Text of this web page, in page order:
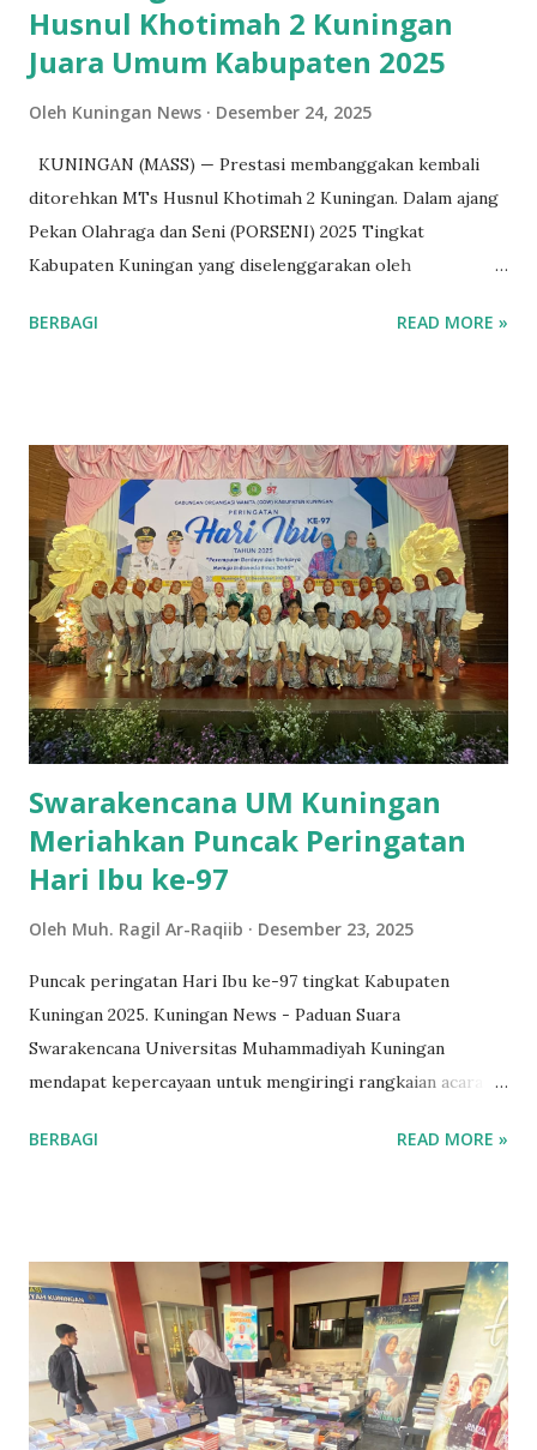
Husnul Khotimah 2 Kuningan
Juara Umum Kabupaten 2025
Oleh Kuningan News Desember 24, 2025
KUNINGAN (MASS) — Prestasi membanggakan kembali
ditorehkan MTs Husnul Khotimah 2 Kuningan. Dalam ajang
Pekan Olahraga dan Seni (PORSENI) 2025 Tingkat
Kabupaten Kuningan yang diselenggarakan oleh
Desember 2025 beberapa waktu yang lalu, kontingen MTs
lomba olahraga dan seni, baik individu maupun beregu. Pada
kategori Medali Emas (Juara 1), santri MTs Husnul
Khotimah 2 tampil dominan melalui cabang Pidato Bahasa
Arab, Bulutangkis Tunggal dan Ganda Putra, Tenis Meja
Ganda Putra, Bola Basket Putra, serta Futsal Putra.
Sementara itu, pada kategori Medali Perak (Juara 2),
prestasi diraih pada cabang Musabaqah Hifdzil Qur’an
(MHQ), Speech Contest, Pidato Bahasa Sunda, Bulutangkis
Tunggal dan Ganda Putra, serta Tenis Meja Tunggal Putra.
Adapun Medali Perunggu (Juara 3) berhasil diraih pada ca...
BERBAGI READ MORE »
Swarakencana UM Kuningan
Meriahkan Puncak Peringatan
Hari Ibu ke-97
Oleh Muh. Ragil Ar-Raqiib Desember 23, 2025
Puncak peringatan Hari Ibu ke-97 tingkat Kabupaten
Kuningan 2025. Kuningan News - Paduan Suara
Swarakencana Universitas Muhammadiyah Kuningan
mendapat kepercayaan untuk mengiringi rangkaian acara
Kabupaten Kuningan Tahun 2025, Senin (22/12/2025).
Emas Tahun 2045” . Turut hadir dalam acara tersebut
Bupati dan Wakil Bupati Kuningan, Sekretaris Daerah,
Kapolres Kuningan, serta pimpinan organisasi perempuan,
yakni Ketua GOW, Ketua Dharma Wanita Persatuan (DWP),
Ketua Bhayangkari, Ketua Persit, Ketua Darmayukti, Ketua
BERBAGI READ MORE »